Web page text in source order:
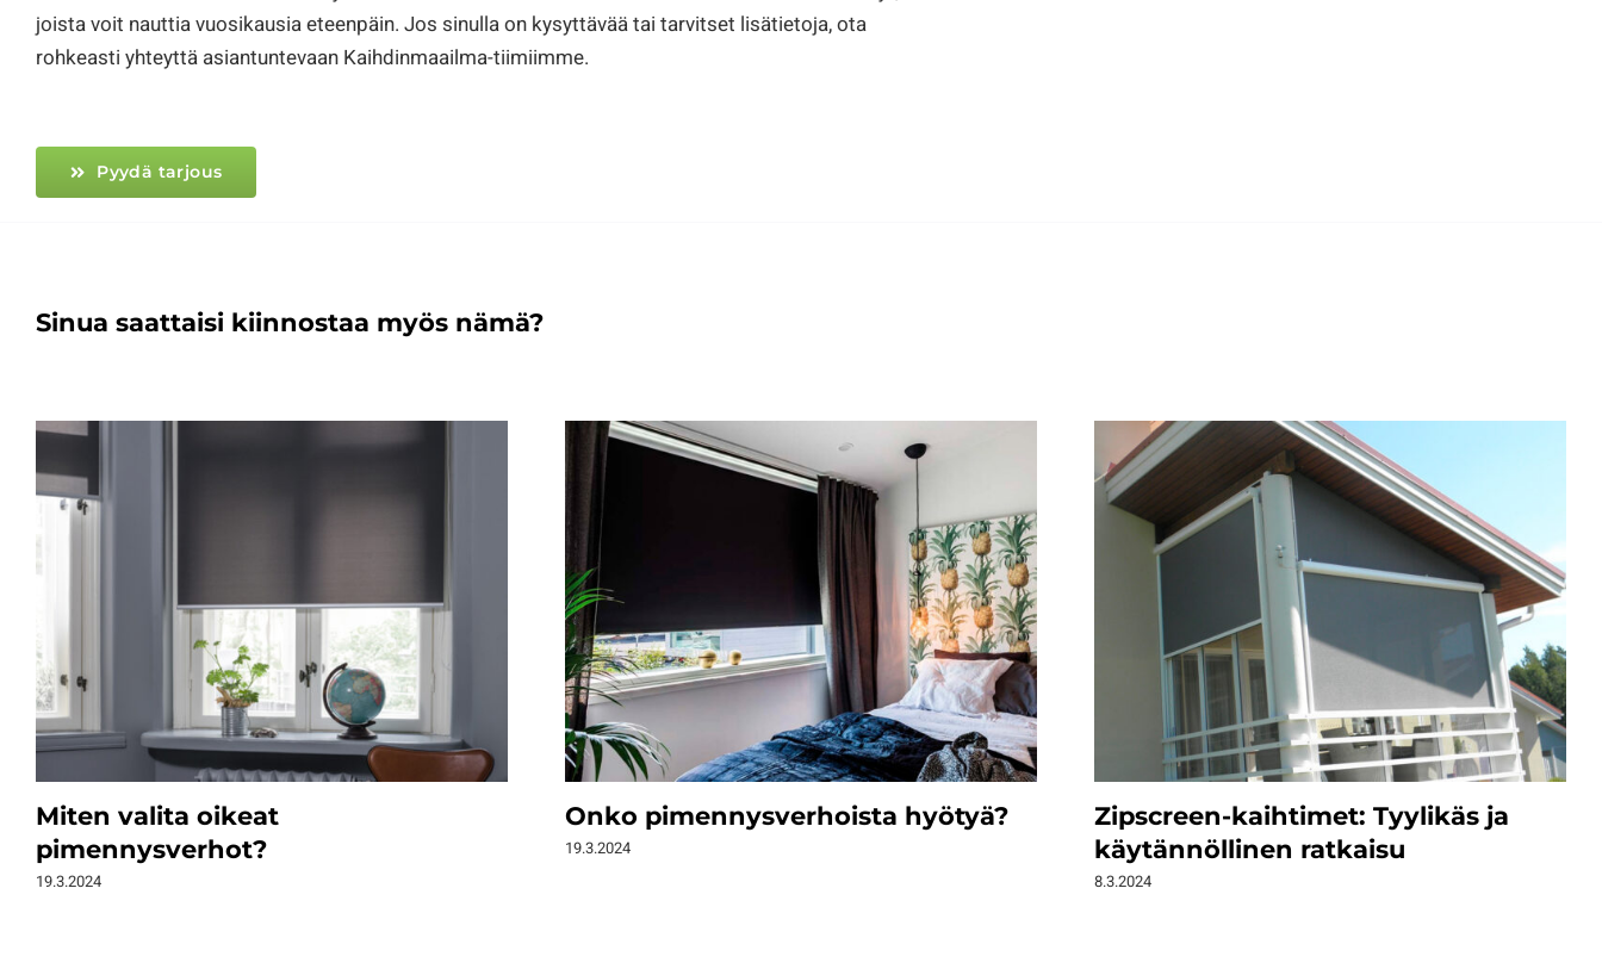
joista voit nauttia vuosikausia eteenpäin. Jos sinulla on kysyttävää tai tarvitset lisätietoja, ota
rohkeasti yhteyttä asiantuntevaan Kaihdinmaailma-tiimiimme.
Pyydä tarjous
Sinua saattaisi kiinnostaa myös nämä?
Miten valita oikeat
pimennysverhot?
19.3.2024
Onko pimennysverhoista hyötyä?
19.3.2024
Zipscreen-kaihtimet: Tyylikäs ja
käytännöllinen ratkaisu
8.3.2024